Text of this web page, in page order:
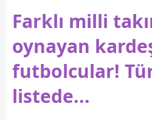
Farklı milli
oynayan
futbolcular!
listede...